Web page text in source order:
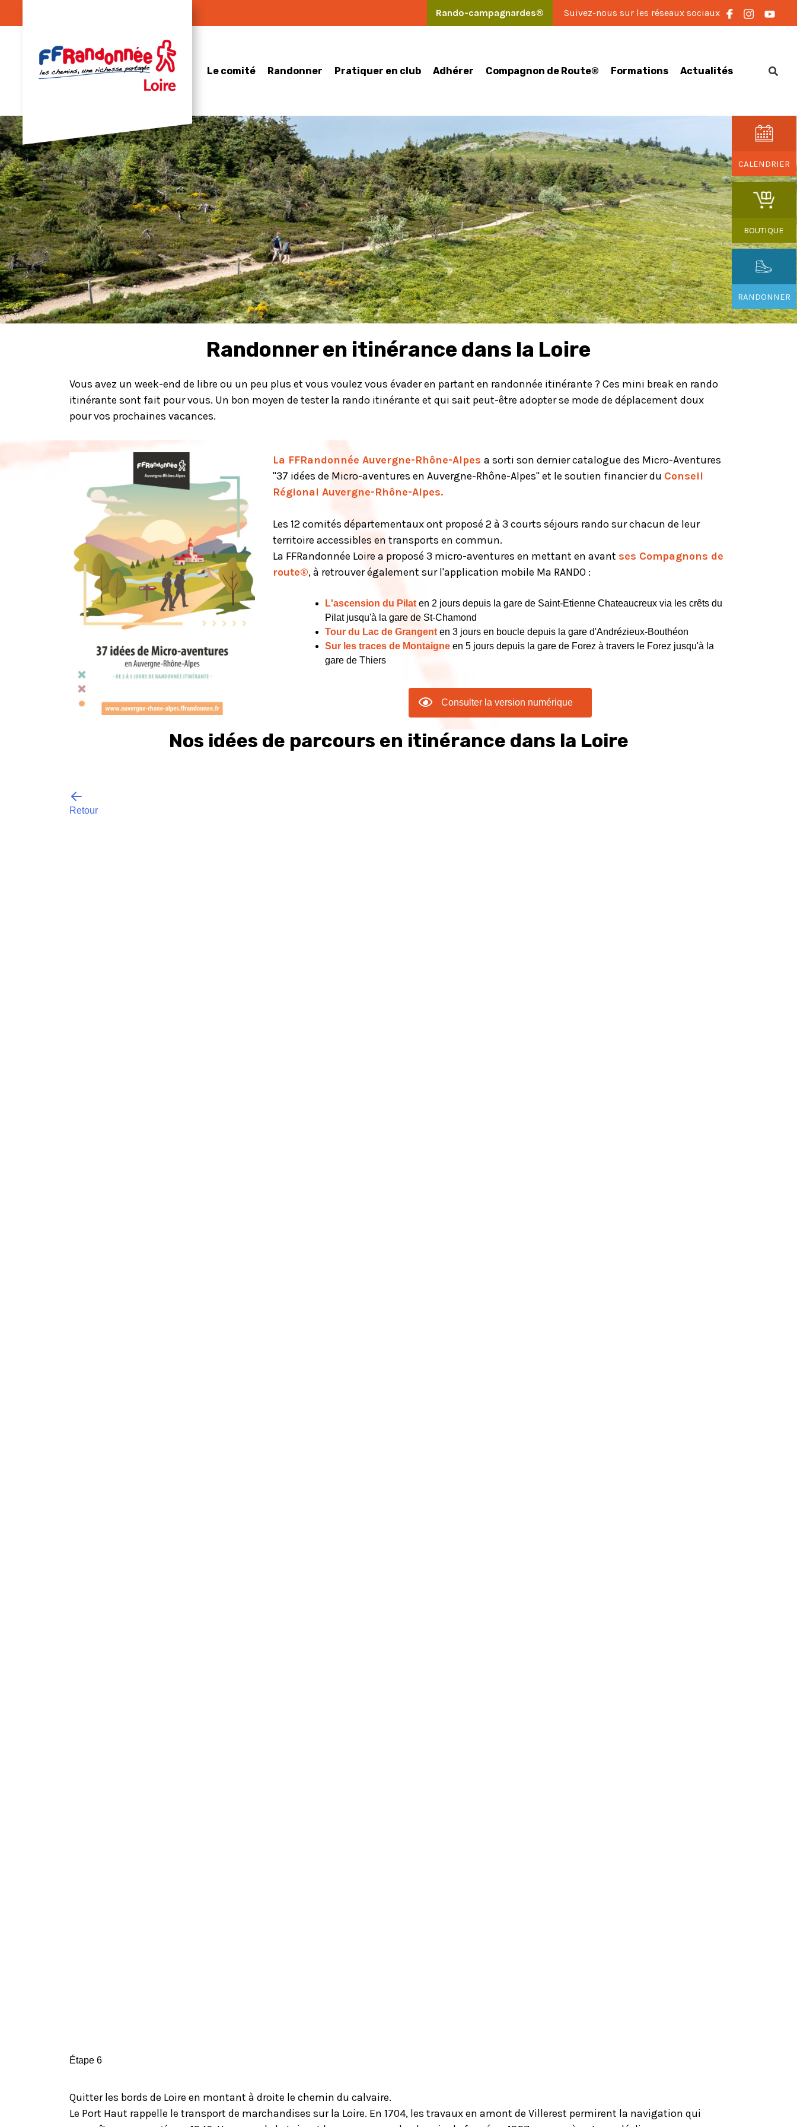
Rando-campagnardes® Suivez-nous sur les réseaux sociaux
Le comité Randonner Pratiquer en club Adhérer Compagnon de Route® Formations Actualités
CALENDRIER
BOUTIQUE
RANDONNER
Randonner en itinérance dans la Loire
Vous avez un week-end de libre ou un peu plus et vous voulez vous évader en partant en randonnée itinérante ? Ces mini break en rando
itinérante sont fait pour vous. Un bon moyen de tester la rando itinérante et qui sait peut-être adopter se mode de déplacement doux
pour vos prochaines vacances.
La FFRandonnée Auvergne-Rhône-Alpes a sorti son dernier catalogue des Micro-Aventures
"37 idées de Micro-aventures en Auvergne-Rhône-Alpes" et le soutien financier du Conseil
Régional Auvergne-Rhône-Alpes.
Les 12 comités départementaux ont proposé 2 à 3 courts séjours rando sur chacun de leur
territoire accessibles en transports en commun.
La FFRandonnée Loire a proposé 3 micro-aventures en mettant en avant ses Compagnons de
route®, à retrouver également sur l'application mobile Ma RANDO :
L'ascension du Pilat en 2 jours depuis la gare de Saint-Etienne Chateaucreux via les crêts du
Pilat jusqu'à la gare de St-Chamond
Tour du Lac de Grangent en 3 jours en boucle depuis la gare d'Andrézieux-Bouthéon
Sur les traces de Montaigneen 5 jours depuis la gare de Forez à travers le Forez jusqu'à la
gare de Thiers
Consulter la version numérique
Nos idées de parcours en itinérance dans la Loire
Retour
Étape 6
Quitter les bords de Loire en montant à droite le chemin du calvaire.
Le Port Haut rappelle le transport de marchandises sur la Loire. En 1704, les travaux en amont de Villerest permirent la navigation qui